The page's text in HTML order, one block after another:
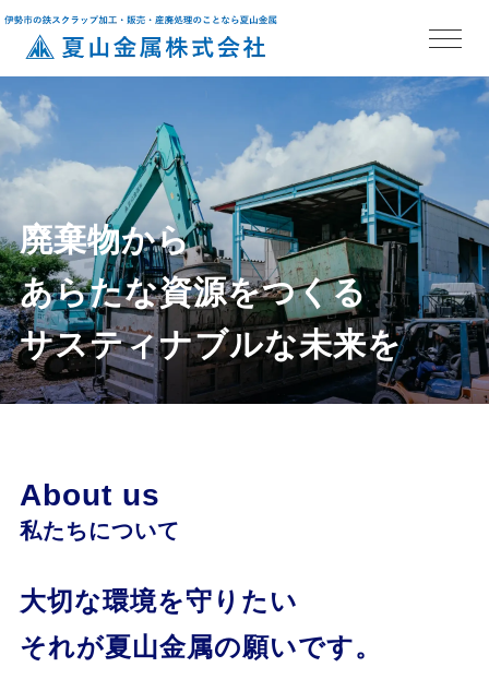
廃棄物から
あらたな資源をつくる
サスティナブルな未来を
About us
私たちについて
大切な環境を守りたい
それが夏山金属の願いです。